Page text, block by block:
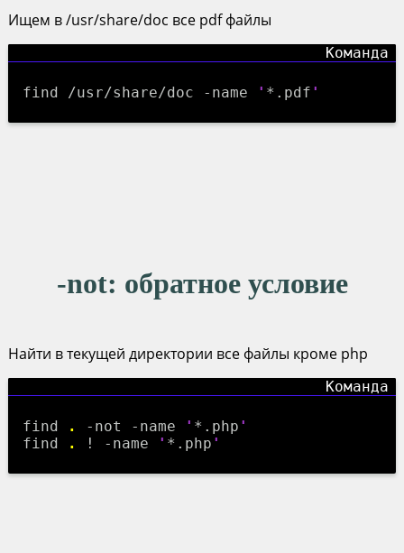
Ищем в /usr/share/doc все pdf файлы
find /usr/share/doc -name ' *.pdf '
-not: обратное условие
Найти в текущей директории все файлы кроме php
find . -not -name ' *.php '
find
. ! -name ' *.php '